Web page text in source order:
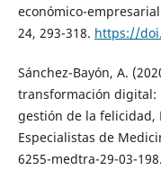
económico-
24, 293-318. https://
Sánchez-Bayón, A.
transformación digital:
gestión de la felicidad,
Especialistas de
6255-medtra-29-03-